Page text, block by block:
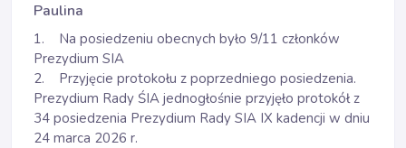
Paulina
1. Na posiedzeniu obecnych było 9/11 członków
Prezydium SIA
2. Przyjęcie protokołu z poprzedniego posiedzenia.
Prezydium Rady ŚIA jednogłośnie przyjęło protokół z
34 posiedzenia Prezydium Rady SIA IX kadencji w dniu
24 marca 2026 r.